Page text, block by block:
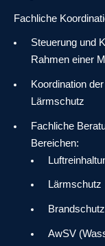
Fachliche
Steuerung und
Rahmen einer
Koordination
Lärmschutz
Fachliche
Bereichen:
Lärmschutz
Brandschutz
AwSV